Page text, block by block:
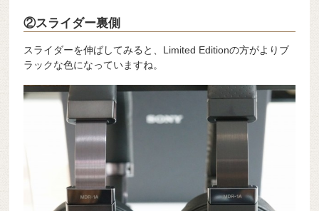
②スライダー裏側
スライダーを伸ばしてみると、Limited Editionの方がよりブ
ラックな色になっていますね。